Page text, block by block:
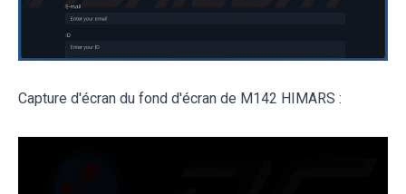
Capture d'écran du fond d'écran de M142 HIMARS :